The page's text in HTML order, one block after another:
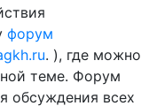
форум
. ), где можно
теме. Форум
обсуждения всех